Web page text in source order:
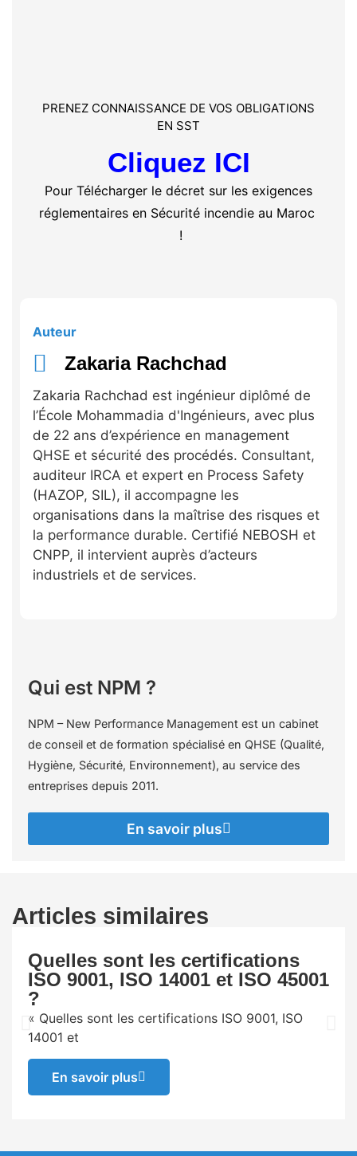
PRENEZ CONNAISSANCE DE VOS OBLIGATIONS
EN SST
Cliquez ICI
Pour Télécharger le décret sur les exigences
réglementaires en Sécurité incendie au Maroc
!
Auteur
Zakaria Rachchad
Zakaria Rachchad est ingénieur diplômé de
l’École Mohammadia d'Ingénieurs, avec plus
de 22 ans d’expérience en management
QHSE et sécurité des procédés. Consultant,
auditeur IRCA et expert en Process Safety
(HAZOP, SIL), il accompagne les
organisations dans la maîtrise des risques et
la performance durable. Certifié NEBOSH et
CNPP, il intervient auprès d’acteurs
industriels et de services.
Qui est NPM ?
NPM – New Performance Management est un cabinet
de conseil et de formation spécialisé en QHSE (Qualité,
Hygiène, Sécurité, Environnement), au service des
entreprises depuis 2011.
En savoir plus
Articles similaires
Quelles sont les certifications
ISO 9001, ISO 14001 et ISO 45001
?
« Quelles sont les certifications ISO 9001, ISO
14001 et
En savoir plus